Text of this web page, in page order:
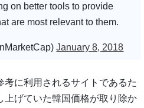
on better tools to provide
are most relevant to them.
January 8, 2018
に利用されるサイトであるた
上げていた韓国価格が取り除か